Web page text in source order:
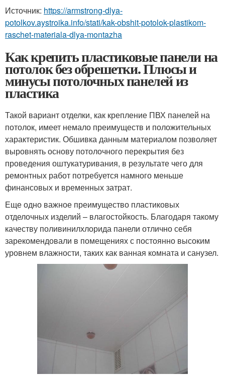
Источник: https://armstrong-dlya-
potolkov.aystroika.info/stati/kak-obshit-potolok-plastikom-
raschet-materiala-dlya-montazha
Как крепить пластиковые панели на
потолок без обрешетки. Плюсы и
минусы потолочных панелей из
пластика
Такой вариант отделки, как крепление ПВХ панелей на
потолок, имеет немало преимуществ и положительных
характеристик. Обшивка данным материалом позволяет
выровнять основу потолочного перекрытия без
проведения оштукатуривания, в результате чего для
ремонтных работ потребуется намного меньше
финансовых и временных затрат.
Еще одно важное преимущество пластиковых
отделочных изделий – влагостойкость. Благодаря такому
качеству поливинилхлорида панели отлично себя
зарекомендовали в помещениях с постоянно высоким
уровнем влажности, таких как ванная комната и санузел.